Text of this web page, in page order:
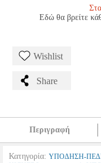
Εδώ θα βρείτε
Wishlist
Share
Περιγραφή
Κατηγορία: ΥΠΟΔΗΣΗ-